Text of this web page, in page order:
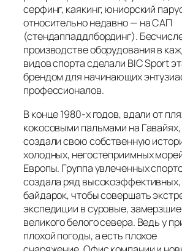
серфинг, каякинг, юниорский
относительно недавно — на САП
(стендаппаддлбординг).
производстве оборудования в
видов спорта сделали BIC Sport
брендом для начинающих
профессионалов.
В конце 1980-х годов, вдали от
кокосовыми пальмами на
создали свою собственную
холодных, негостеприимных
Европы. Группа увлеченных
создала ряд
байдарок, чтобы совершать
экспедиции в суровые,
великого белого севера. Ведь у
плохой погоды, а есть плохое